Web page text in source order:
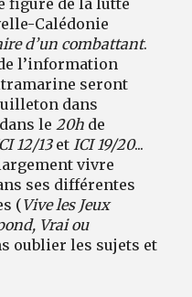
Calédonie
d’un combattant.
l’information
seront
dans
le 20h de
12/13et ICI 19/20...
vivre
ses différentes
(Vive les Jeux
Vrai ou
oublier les sujets et